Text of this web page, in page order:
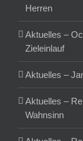
Herren
Aktuelles –
Zieleinlauf
Aktuelles –
Aktuelles –
Wahnsinn